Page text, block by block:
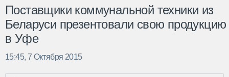
Поставщики коммунальной техники из
Беларуси презентовали свою продукцию
в Уфе
15:45, 7 Октября 2015